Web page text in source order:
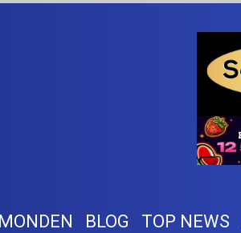
MONDEN BLOG TOP NEWS